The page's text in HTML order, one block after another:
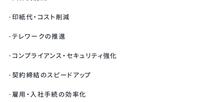
印紙代・コスト削減
テレワークの推進
コンプライアンス・セキュリティ強化
契約締結のスピードアップ
雇用・入社手続の効率化